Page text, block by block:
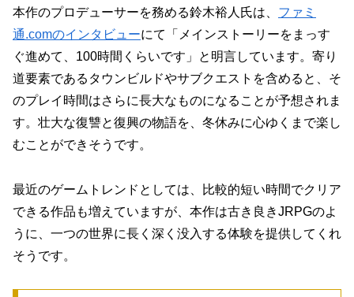
本作のプロデューサーを務める鈴木裕人氏は、 ファミ
通.comのインタビューにて「メインストーリーをまっす
ぐ進めて、100時間くらいです」と明言しています。寄り
道要素であるタウンビルドやサブクエストを含めると、そ
のプレイ時間はさらに長大なものになることが予想されま
す。壮大な復讐と復興の物語を、冬休みに心ゆくまで楽し
むことができそうです。
最近のゲームトレンドとしては、比較的短い時間でクリア
できる作品も増えていますが、本作は古き良きJRPGのよ
うに、一つの世界に長く深く没入する体験を提供してくれ
そうです。